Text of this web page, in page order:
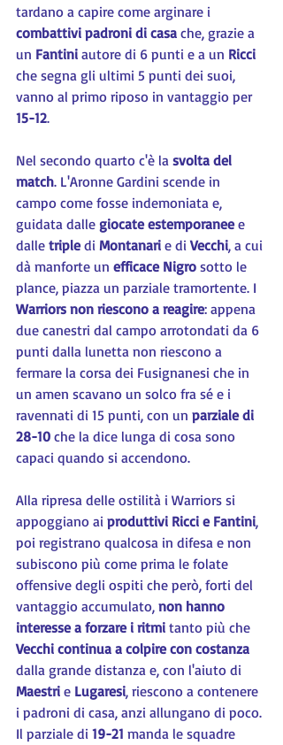
tardano a capire come arginare i
combattivi padroni di casa che, grazie a
un Fantini autore di 6 punti e a un Ricci
che segna gli ultimi 5 punti dei suoi,
vanno al primo riposo in vantaggio per
15-12.
Nel secondo quarto c'è la svolta del
match. L'Aronne Gardini scende in
campo come fosse indemoniata e,
guidata dalle giocate estemporanee e
dalle triple di Montanari e di Vecchi, a cui
dà manforte un efficace Nigro sotto le
plance, piazza un parziale tramortente. I
Warriors non riescono a reagire: appena
due canestri dal campo arrotondati da 6
punti dalla lunetta non riescono a
fermare la corsa dei Fusignanesi che in
un amen scavano un solco fra sé e i
ravennati di 15 punti, con un parziale di
28-10 che la dice lunga di cosa sono
capaci quando si accendono.
Alla ripresa delle ostilità i Warriors si
appoggiano ai produttivi Ricci e Fantini,
poi registrano qualcosa in difesa e non
subiscono più come prima le folate
offensive degli ospiti che però, forti del
vantaggio accumulato, non hanno
interesse a forzare i ritmi tanto più che
Vecchi continua a colpire con costanza
dalla grande distanza e, con l'aiuto di
Maestri e Lugaresi, riescono a contenere
i padroni di casa, anzi allungano di poco.
Il parziale di 19-21 manda le squadre